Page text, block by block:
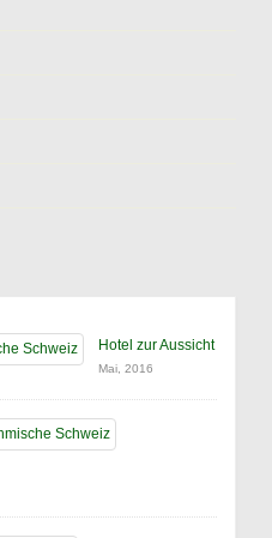
Hotel zur Aussicht
Mai, 2016